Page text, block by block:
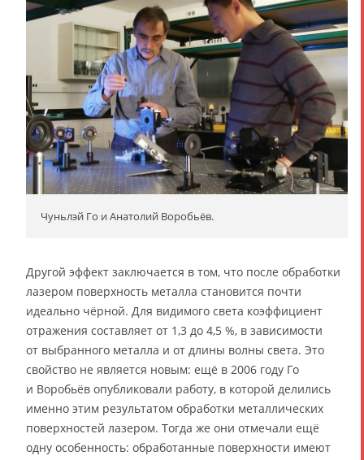
Чуньлэй Го и Анатолий Воробьёв.
Другой эффект заключается в том, что после обработки
лазером поверхность металла становится почти
идеально чёрной. Для видимого света коэффициент
отражения составляет от 1,3 до 4,5 %, в зависимости
от выбранного металла и от длины волны света. Это
свойство не является новым: ещё в 2006 году Го
и Воробьёв опубликовали работу, в которой делились
именно этим результатом обработки металлических
поверхностей лазером. Тогда же они отмечали ещё
одну особенность: обработанные поверхности имеют